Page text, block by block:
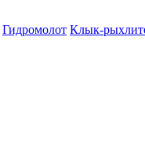
Гидромолот Клык-